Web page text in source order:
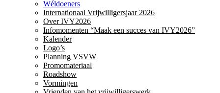
Wéldoeners
Internationaal Vrijwilligersjaar 2026
Over IVY2026
Infomomenten “Maak een succes van IVY2026”
Kalender
Logo’s
Planning VSVW
Promomateriaal
Roadshow
Vormingen